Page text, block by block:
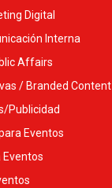
Digital
Interna
Affairs
/ Branded Content
Publicidad
Eventos
Eventos